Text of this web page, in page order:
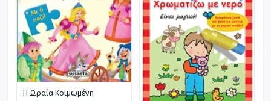
Η Ωραία Κοιμωμένη